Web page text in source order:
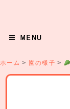
MENU
ホーム > 園の様子 >